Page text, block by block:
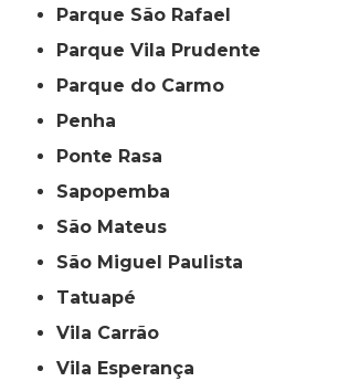
Parque São Rafael
Parque Vila Prudente
Parque do Carmo
Penha
Ponte Rasa
Sapopemba
São Mateus
São Miguel Paulista
Tatuapé
Vila Carrão
Vila Esperança